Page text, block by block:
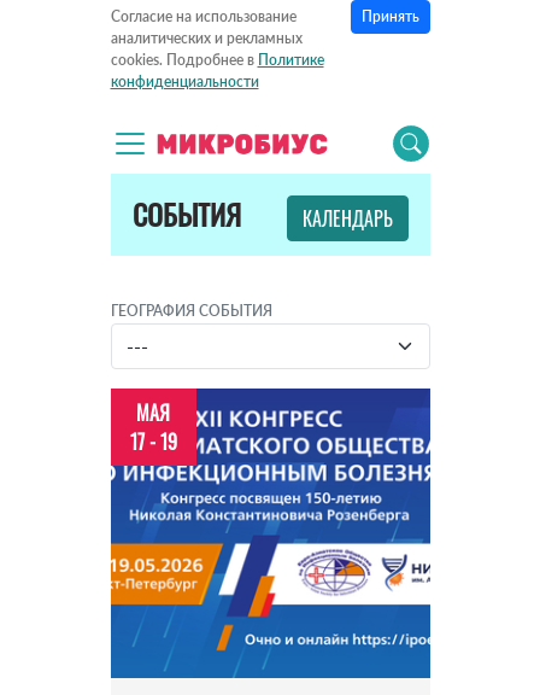
Согласие на использование
аналитических и рекламных
cookies. Подробнее в Политике
конфиденциальности
Принять
СОБЫТИЯ КАЛЕНДАРЬ
ГЕОГРАФИЯ СОБЫТИЯ
МАЯ
17 - 19